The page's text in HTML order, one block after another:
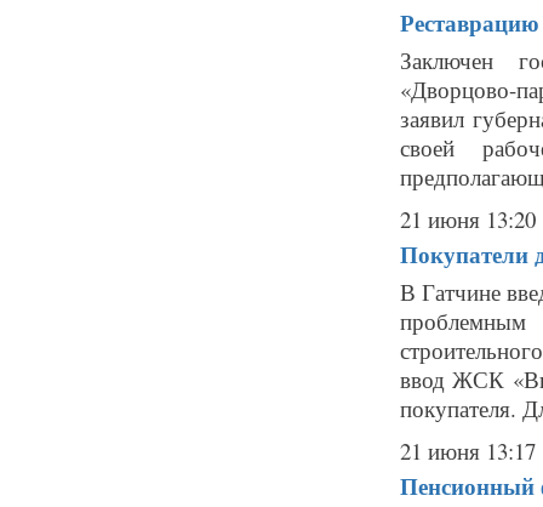
Заключен
«Дворцово-
заявил
своей
21 июня 13:20
Покупатели
В Гатчине
ввод ЖСК
покупателя.
21 июня 13:17
Пенсионный